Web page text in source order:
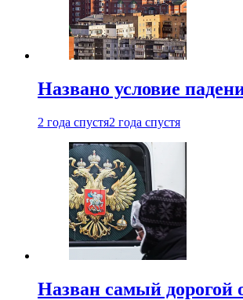
Названо условие
2 года спустя2 года спустя
Назван самый дорогой